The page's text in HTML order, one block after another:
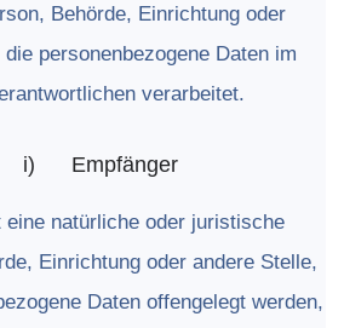
Behörde, Einrichtung oder
personenbezogene Daten im
verarbeitet.
i) Empfänger
eine natürliche oder juristische
Einrichtung oder andere Stelle,
Daten offengelegt werden,